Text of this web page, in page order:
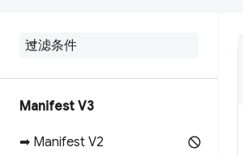
Manifest V3
➡ Manifest V2